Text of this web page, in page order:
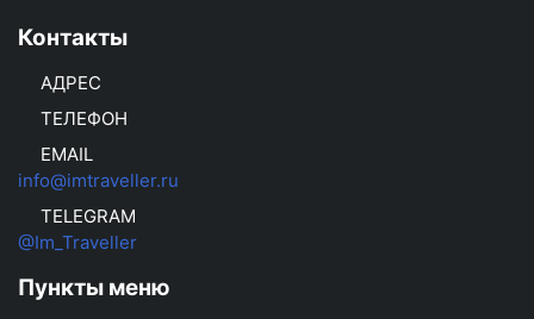
Контакты
АДРЕС
ТЕЛЕФОН
EMAIL
info@imtraveller.ru
TELEGRAM
@Im_Traveller
Пункты меню